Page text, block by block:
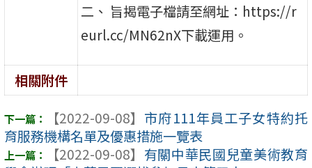
二、 旨揭電子檔請至網址：https://r
eurl.cc/MN62nX下載運用。
相關附件
【2022-09-08】 市府111年員工子女特約托
育服務機構名單及優惠措施一覽表
【2022-09-08】 有關中華民國兒童美術教育